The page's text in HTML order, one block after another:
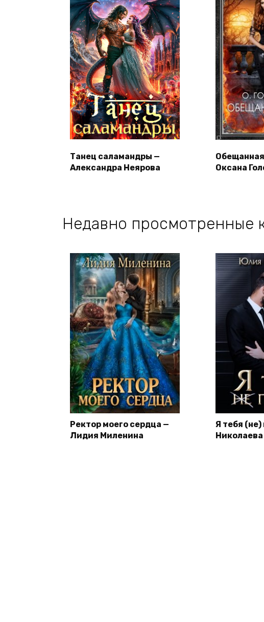
Танец саламандры —
Александра Неярова
Оксана
Недавно просмотренные
Ректор моего сердца —
Лидия Миленина
Я тебя
Николаева